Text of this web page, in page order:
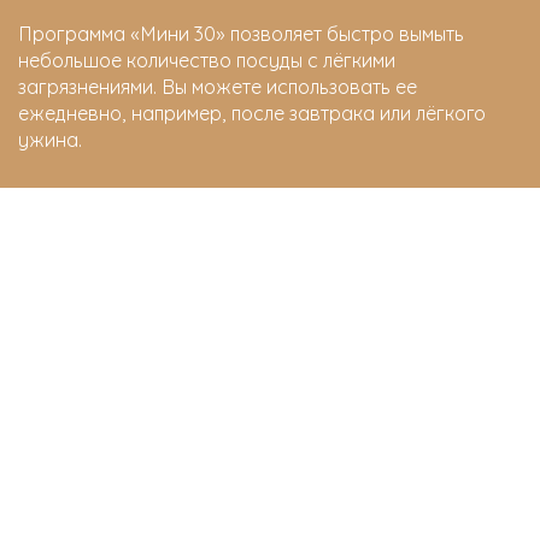
Программа «Мини 30» позволяет быстро вымыть
небольшое количество посуды с лёгкими
загрязнениями. Вы можете использовать ее
ежедневно, например, после завтрака или лёгкого
ужина.